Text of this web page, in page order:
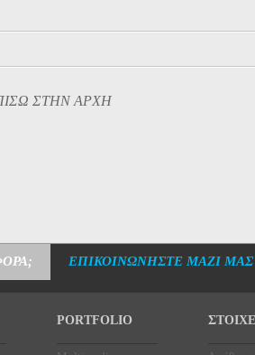
ΣΤΗΝ ΑΡΧΗ
ΕΠΙΚΟΙΝΩΝΗΣΤΕ ΜΑΖΙ ΜΑΣ
PORTFOLIO